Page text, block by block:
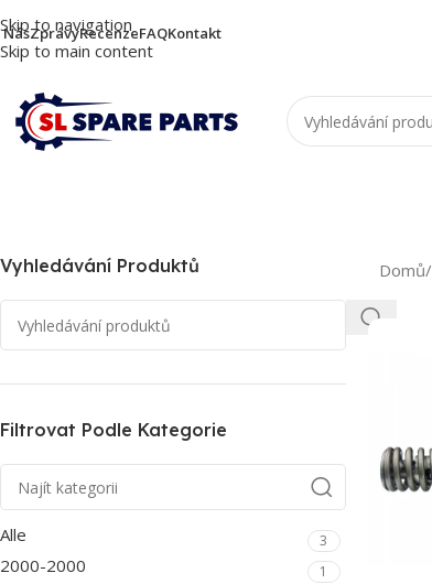
Skip to navigation
Skip to main content
NásZprávyRecenzeFAQKontakt
Vyhledávání Produktů
Filtrovat Podle Kategorie
Alle 3
2000-2000 1
Domů/